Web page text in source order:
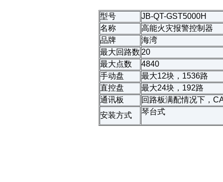
型号
JB-QT-GST5000H
名称
高能火灾报警控制器
品牌
海湾
最大回路数 20
最大点数
4840
手动盘
最大12块，1536路
直控盘
最大24块，192路
通讯板
回路板满配情况下，
安装方式
琴台式